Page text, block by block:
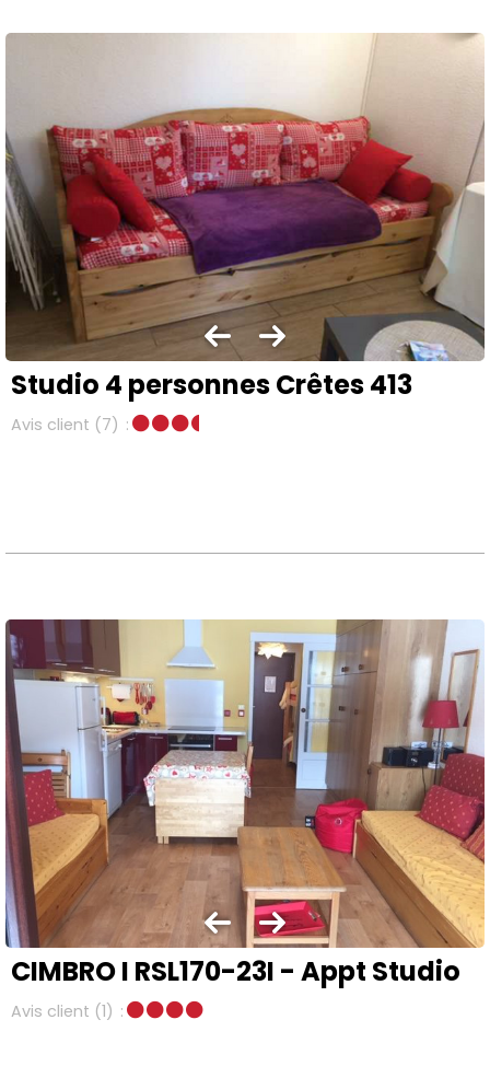
Studio 4 personnes Crêtes 413
Avis client (7)
CIMBRO I RSL170-23I - Appt Studio
Avis client (1)